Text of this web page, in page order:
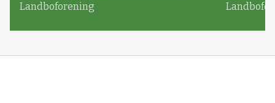
Landboforening